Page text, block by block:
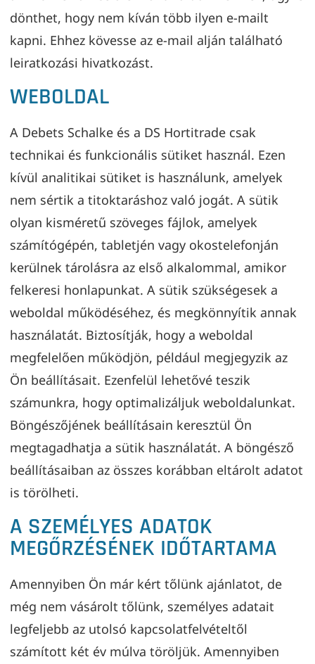
dönthet, hogy nem kíván több ilyen e-mailt
kapni. Ehhez kövesse az e-mail alján található
leiratkozási hivatkozást.
WEBOLDAL
A Debets Schalke és a DS Hortitrade csak
technikai és funkcionális sütiket használ. Ezen
kívül analitikai sütiket is használunk, amelyek
nem sértik a titoktaráshoz való jogát. A sütik
olyan kisméretű szöveges fájlok, amelyek
számítógépén, tabletjén vagy okostelefonján
kerülnek tárolásra az első alkalommal, amikor
felkeresi honlapunkat. A sütik szükségesek a
weboldal működéséhez, és megkönnyítik annak
használatát. Biztosítják, hogy a weboldal
megfelelően működjön, például megjegyzik az
Ön beállításait. Ezenfelül lehetővé teszik
számunkra, hogy optimalizáljuk weboldalunkat.
Böngészőjének beállításain keresztül Ön
megtagadhatja a sütik használatát. A böngésző
beállításaiban az összes korábban eltárolt adatot
is törölheti.
A SZEMÉLYES ADATOK
MEGŐRZÉSÉNEK IDŐTARTAMA
Amennyiben Ön már kért tőlünk ajánlatot, de
még nem vásárolt tőlünk, személyes adatait
legfeljebb az utolsó kapcsolatfelvételtől
számított két év múlva töröljük. Amennyiben